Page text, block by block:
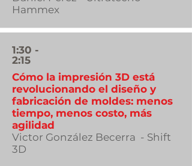
Hammex
1:30 -
2:15
Cómo la impresión 3D está
revolucionando el diseño y
fabricación de moldes: menos
tiempo, menos costo, más
agilidad
Victor González Becerra - Shift
3D